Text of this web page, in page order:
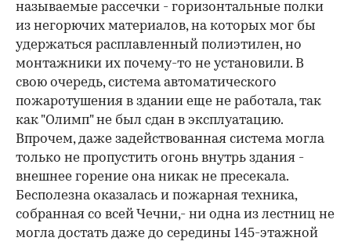
называемые рассечки - горизонтальные полки
из негорючих материалов, на которых мог бы
удержаться расплавленный полиэтилен, но
монтажники их почему-то не установили. В
свою очередь, система автоматического
пожаротушения в здании еще не работала, так
как "Олимп" не был сдан в эксплуатацию.
Впрочем, даже задействованная система могла
только не пропустить огонь внутрь здания -
внешнее горение она никак не пресекала.
Бесполезна оказалась и пожарная техника,
собранная со всей Чечни,- ни одна из лестниц не
могла достать даже до середины 145-этажной